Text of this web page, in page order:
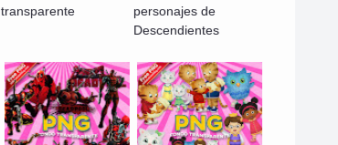
transparente
personajes de
Descendientes